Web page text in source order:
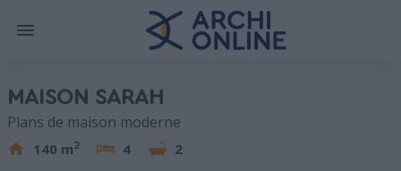
MAISON SARAH
Plans de maison moderne
140 m2 4 2